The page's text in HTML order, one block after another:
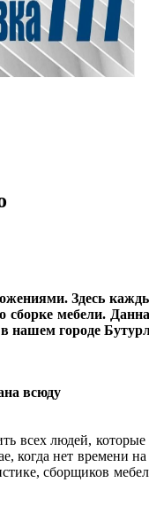
Здесь
мебели.
нашем городе
всюду
всех людей,
когда нет времени
сборщиков